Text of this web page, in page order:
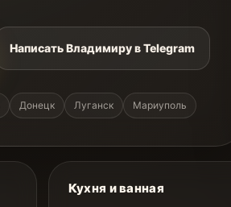
Написать Владимиру в Telegram
Донецк Луганск Мариуполь
Кухня и ванная